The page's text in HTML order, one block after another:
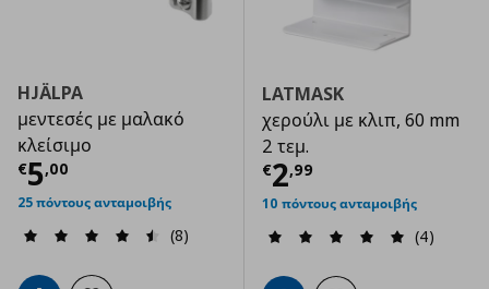
HJÄLPA
μεντεσές με μαλακό
κλείσιμο
€5,00
Τρέχουσα τιμή € 5,00
25 πόντους ανταμοιβής
(8)
LATMASK
χερούλι με κλιπ, 60 mm
2 τεμ.
€2,99
Τρέχουσα
10 πόντους ανταμοιβής
(4)